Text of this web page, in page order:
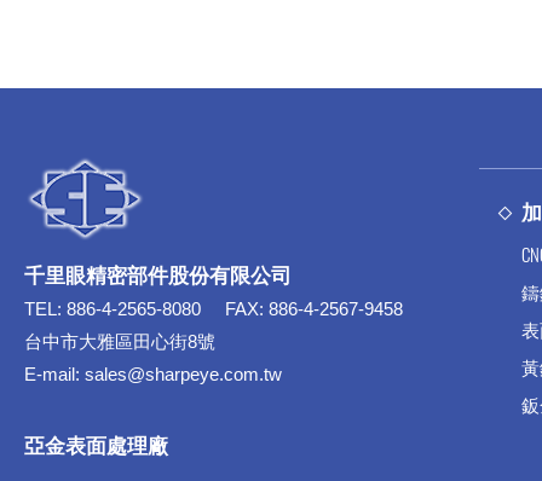
千里眼精密部件股份有限公司
TEL: 886-4-2565-8080 FAX: 886-4-2567-9458
台中市大雅區田心街8號
E-mail: sales@sharpeye.com.tw
亞金表面處理廠